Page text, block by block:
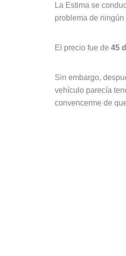
La Estima se
problema de ningún
El precio fue de 45
Sin embargo,
vehículo parecía
convencerme de